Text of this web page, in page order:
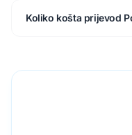
Koliko košta prijevod